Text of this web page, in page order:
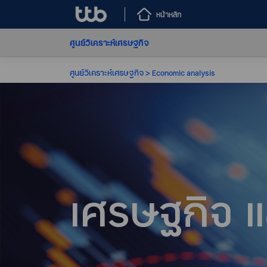
หน้าหลัก
ศูนย์วิเคราะห์เศรษฐกิจ
ศูนย์วิเคราะห์เศรษฐกิจ Economic analysis
เศรษฐกิจ